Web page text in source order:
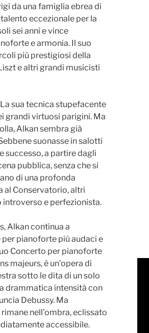
da una famiglia ebrea di
eccezionale per la
sei anni e vince
e armonia. Il suo
più prestigiosi della
e altri grandi musicisti
sua tecnica stupefacente
grandi virtuosi parigini. Ma
Alkan sembra già
suonasse in salotti
successo, a partire dagli
pubblica, senza che si
di una profonda
al Conservatorio, altri
e perfezionista.
Alkan continua a
pianoforte più audaci e
Concerto per pianoforte
majeurs, è un’opera di
sotto le dita di un solo
drammatica intensità con
Debussy. Ma
nell’ombra, eclissato
accessibile.